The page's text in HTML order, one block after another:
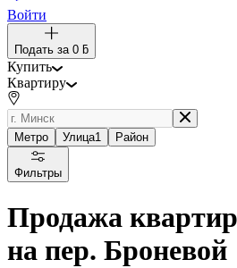
Войти
Подать за 0 ƃ
Купить
Квартиру
Метро Улица1 Район
Фильтры
Продажа
на пер. Броневой